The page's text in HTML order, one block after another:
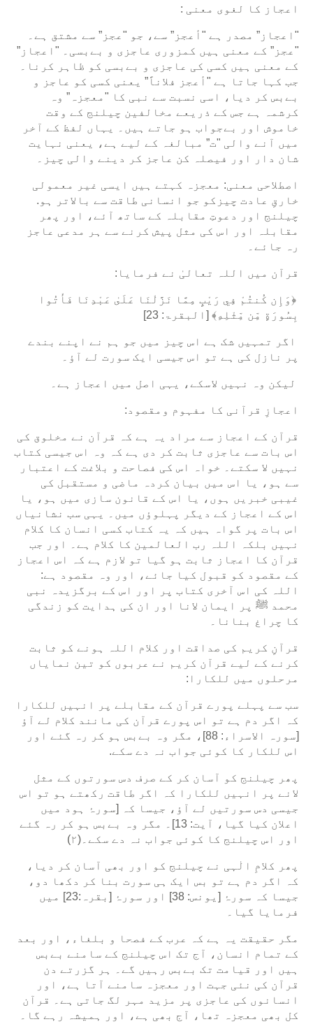
اعجاز کا لغوی معنی :
"اعجاز” مصدر ہے "أعجز” سے، جو "عجز” سے مشتق ہے۔
"عجز” کے معنی ہیں کمزوری عاجزی و بےبسی۔ "اعجاز”
کے معنی ہیں کسی کی عاجزی و بےبسی کو ظاہر کرنا۔
جب کہا جاتا ہے "أعجز فلاناً” یعنی کسی کو عاجز و
بےبس کر دیا، اسی نسبت سے نبی کا "معجزہ” وہ
کرشمہ ہے جس کے ذریعے مخالفین چیلنج کے وقت
خاموش اور بےجواب ہو جاتے ہیں۔ یہاں لفظ کے آخر
میں آنے والی "ت” مبالغہ کے لیے ہے، یعنی نہایت
شان دار اور فیصلہ کن عاجز کر دینے والی چیز۔
اصطلاحی معنی: معجزہ کہتے ہیں ایسی غیر معمولی
خارقِ عادت چیزکو جو انسانی طاقت سے بالاتر ہو.
چیلنج اور دعوتِ مقابلہ کے ساتھ آئے، اور پھر
مقابلہ اور اس کی مثل پیش کرنے سے ہر مدعی عاجز
رہ جائے۔
قرآن میں اللہ تعالیٰ نے فرمایا:
﴿وَإِن كُنتُمْ فِي رَيْبٍ مِمَّا نَزَّلْنَا عَلَىٰ عَبْدِنَا فَأْتُوا
بِسُورَةٍ مِّن مِّثْلِهِ﴾ [البقرۃ: 23]
اگر تمہیں شک ہے اس چیز میں جو ہم نے اپنے بندے
پر نازل کی ہے تو اس جیسی ایک سورت لے آؤ۔
لیکن وہ نہیں لاسکے، یہی اصل میں اعجاز ہے۔
اعجازِ قرآنی کا مفہوم ومقصود:
قرآن کے اعجاز سے مراد یہ ہے کہ قرآن نے مخلوق کی
اس بات سے عاجزی ثابت کر دی ہے کہ وہ اس جیسی کتاب
نہیں لا سکتے۔ خواہ اس کی فصاحت و بلاغت کے اعتبار
سے ہو، یا اس میں بیان کردہ ماضی و مستقبل کی
غیبی خبریں ہوں، یا اس کے قانون سازی میں ہو، یا
اس کے اعجاز کے دیگر پہلوؤں میں۔ یہی سب نشانیاں
اس بات پر گواہ ہیں کہ یہ کتاب کسی انسان کا کلام
نہیں بلکہ اللہ رب العالمین کا کلام ہے۔ اور جب
قرآن کا اعجاز ثابت ہو گیا تو لازم ہے کہ اس اعجاز
کے مقصود کو قبول کیا جائے، اور وہ مقصود ہے:
اللہ کی اس آخری کتاب پر اور اس کے برگزیدہ نبی
محمد ﷺ پر ایمان لانا اور ان کی ہدایت کو زندگی
کا چراغ بنانا۔
قرآنِ کریم کی صداقت اور کلام اللہ ہونے کو ثابت
کرنے کے لیے قرآن کريم نے عربوں کو تین نمایاں
مرحلوں میں للکارا:
سب سے پہلے پورے قرآن کے مقابلے پر انہیں للکارا
کہ اگر دم ہے تو اس پورے قرآن کی مانند کلام لے آؤ
[سورہ الاسراء: 88]، مگر وہ بےبس ہو کر رہ گئے اور
اس للکار کا کوئی جواب نہ دے سکے.
پھر چیلنج کو آسان کر کے صرف دس سورتوں کے مثل
لانے پر انہیں للکارا کہ اگر طاقت رکھتے ہو تو اس
جیسی دس سورتیں لے آؤ، جیسا کہ [سورۂ ہود میں
اعلان کیا گیا، آيت: 13]۔ مگر وہ بےبس ہو کر رہ گئے
اور اس چیلنج کا کوئی جواب نہ دے سکے۔(۲)
پھر کلامِ الٰہی نے چیلنج کو اور بھی آسان کر دیا،
کہ اگر دم ہے تو بس ایک ہی سورت بنا کر دکھا دو،
جیسا کہ سورۂ [یونس: 38] اور سورۂ [بقرہ:23] میں
فرمایا گیا۔
مگر حقیقت یہ ہے کہ عرب کے فصحا و بلغاء، اور بعد
کے تمام انسان، آج تک اس چیلنج کے سامنے بےبس
ہیں اور قیامت تک بےبس رہیں گے۔ ہر گزرتے دن
قرآن کی نئی جہت اور معجزہ سامنے آتا ہے، اور
انسانوں کی عاجزی پر مزید مہر لگ جاتی ہے۔ قرآن
کل بھی معجزہ تھا، آج بھی ہے، اور ہمیشہ رہے گا۔